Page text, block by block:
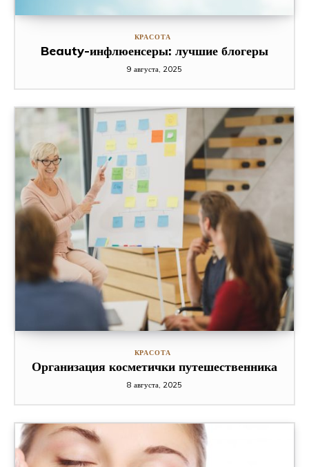
КРАСОТА
Beauty-инфлюенсеры: лучшие блогеры
9 августа, 2025
КРАСОТА
Организация косметички путешественника
8 августа, 2025